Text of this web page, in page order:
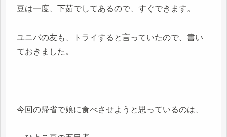
豆は一度、下茹でしてあるので、すぐできます。
ユニバの友も、トライすると言っていたので、書い
ておきました。
今回の帰省で娘に食べさせようと思っているのは、